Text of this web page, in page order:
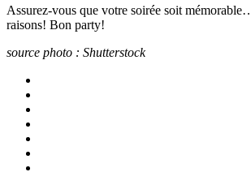
Assurez-vous que votre soirée soit
raisons! Bon party!
source photo : Shutterstock